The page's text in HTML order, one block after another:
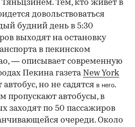
Тем, кто живет в
довольствоваться
будний день в 5:30
выходят на остановку
в пекинском
— описывает современную
Пекина газета New York
но не садятся в него.
пропускают автобусы, в
заходят по 50 пассажиров
очереди. Около